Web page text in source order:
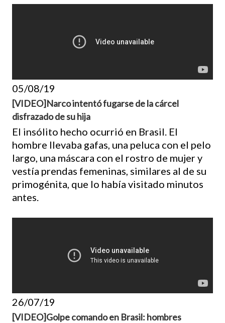
05/08/19
[VIDEO]Narco intentó fugarse de la cárcel
disfrazado de su hija
El insólito hecho ocurrió en Brasil. El
hombre llevaba gafas, una peluca con el pelo
largo, una máscara con el rostro de mujer y
vestía prendas femeninas, similares al de su
primogénita, que lo había visitado minutos
antes.
26/07/19
[VIDEO]Golpe comando en Brasil: hombres